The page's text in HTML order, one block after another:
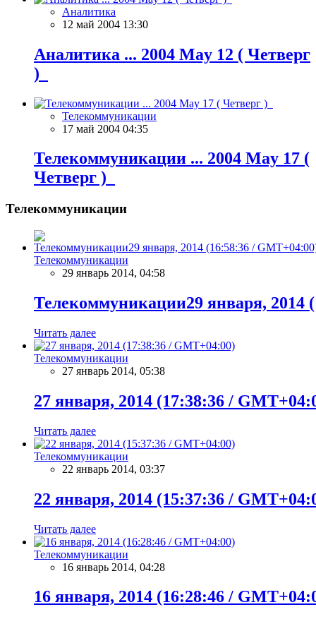
Аналитика
12 май 2004 13:30
Аналитика ... 2004 May 12 ( Четверг
)
Телекоммуникации
17 май 2004 04:35
Телекоммуникации ... 2004 May 17 (
Четверг )
Телекоммуникации
Телекоммуникации
29 январь 2014, 04:58
Телекоммуникации29 января, 2014
Читать далее
Телекоммуникации
27 январь 2014, 05:38
27 января, 2014 (17:38:36 /
Читать далее
Телекоммуникации
22 январь 2014, 03:37
22 января, 2014 (15:37:36 /
Читать далее
Телекоммуникации
16 январь 2014, 04:28
16 января, 2014 (16:28:46 /